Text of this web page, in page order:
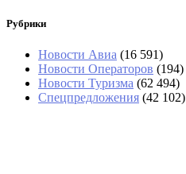
Рубрики
Новости Авиа (16 591)
Новости Операторов (194)
Новости Туризма (62 494)
Спецпредложения (42 102)